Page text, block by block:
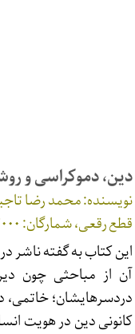
دین، دموکراسی و
قطع رقعی، شمارگان: ۲۰۰۰، ۲۶۴ صفحه.
این کتاب به گفته ناشر
آن از مباحثی چون
دردسرهایشان؛
کانونی دین در هویت